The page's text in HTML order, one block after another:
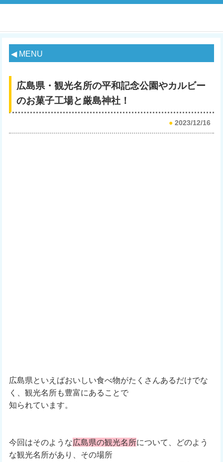
◀ MENU
広島県・観光名所の平和記念公園やカルビー
のお菓子工場と厳島神社！
●2023/12/16
広島県といえばおいしい食べ物がたくさんあるだけでな
く、観光名所も豊富にあることで
知られています。
今回はそのような広島県の観光名所について、どのよう
な観光名所があり、その場所